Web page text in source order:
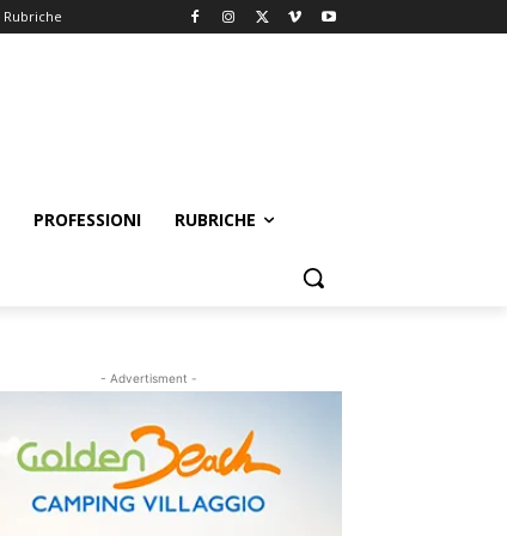
Rubriche
PROFESSIONI RUBRICHE
- Advertisment -